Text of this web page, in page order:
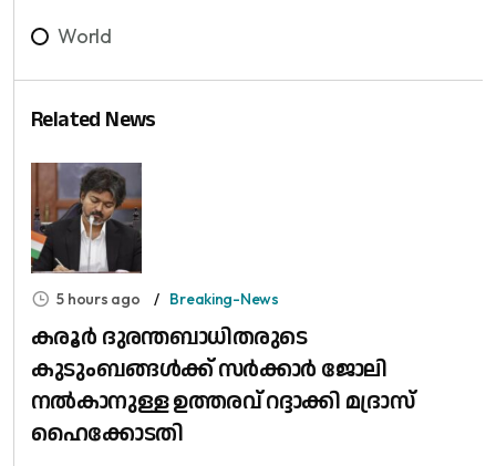
World
Related News
5 hours ago Breaking-News
കരൂർ ദുരന്തബാധിതരുടെ
കുടുംബങ്ങൾക്ക് സർക്കാർ ജോലി
നൽകാനുള്ള ഉത്തരവ് റദ്ദാക്കി മദ്രാസ്
ഹൈക്കോടതി